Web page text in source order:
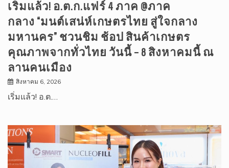
เริ่มแล้ว! อ.ต.ก.แฟร์ 4 ภาค @ภาค
กลาง “มนต์เสน่ห์เกษตรไทย สู่ใจกลาง
มหานคร” ชวนชิม ช้อป สินค้าเกษตร
คุณภาพจากทั่วไทย วันนี้ – 8 สิงหาคมนี้ ณ
ลานคนเมือง
สิงหาคม 6, 2026
เริ่มแล้ว! อ.ต.…